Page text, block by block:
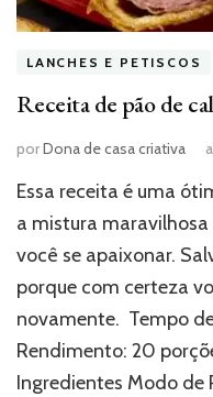
LANCHES E PETISCOS
Receita de pão de
porDona de casa criativa
Essa receita é uma
a mistura
você se apaixonar.
porque com certeza
novamente. Tempo
Rendimento: 20
Ingredientes Modo